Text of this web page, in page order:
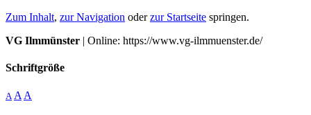
Zum Inhalt, zur Navigation oderzur Startseite springen.
VG Ilmmünster | Online: https://www.vg-ilmmuenster.de/
Schriftgröße
A A A